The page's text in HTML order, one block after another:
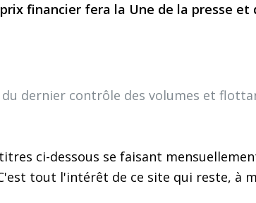
financier fera la Une de la presse et
du dernier contrôle des volumes et
ci-dessous se faisant
tout l'intérêt de ce site qui reste, à